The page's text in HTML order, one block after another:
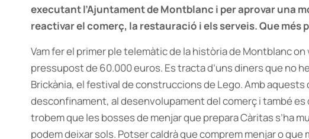
executant l’Ajuntament de Montblanc i per aprovar una
reactivar el comerç, la restauració i els serveis. Que més
Vam fer el primer ple telemàtic de la història de Montblanc
pressupost de 60.000 euros. Es tracta d’uns diners que no
Brickània, el festival de construccions de Lego. Amb aquests
desconfinament, al desenvolupament del comerç i també
trobem que les bosses de menjar que prepara Càritas s’ha
podem deixar sols. Potser caldrà que comprem menjar o